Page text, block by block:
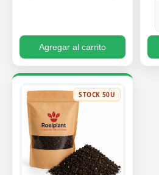
Agregar al carrito
STOCK 50U